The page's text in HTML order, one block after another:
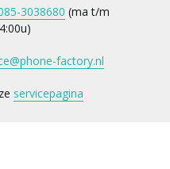
3038680 (ma t/m
factory.nl
servicepagina